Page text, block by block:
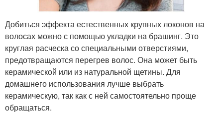
Добиться эффекта естественных крупных локонов на
волосах можно с помощью укладки на брашинг. Это
круглая расческа со специальными отверстиями,
предотвращаются перегрев волос. Она может быть
керамической или из натуральной щетины. Для
домашнего использования лучше выбрать
керамическую, так как с ней самостоятельно проще
обращаться.